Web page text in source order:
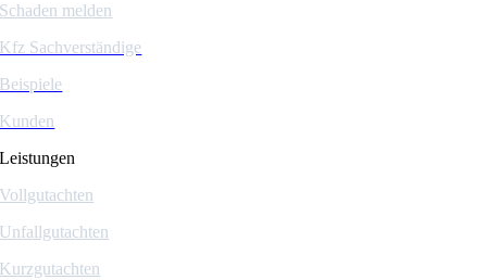
Schaden melden
Kfz Sachverständige
Beispiele
Kunden
Leistungen
Vollgutachten
Unfallgutachten
Kurzgutachten